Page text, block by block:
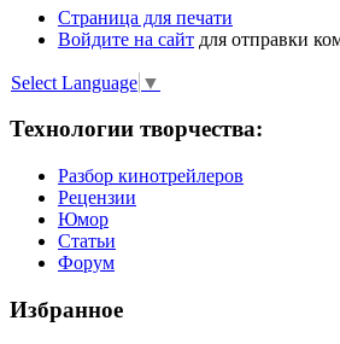
Страница для печати
Войдите на сайт для отправки
Select Language ▼
Технологии творчества:
Разбор кинотрейлеров
Рецензии
Юмор
Статьи
Форум
Избранное